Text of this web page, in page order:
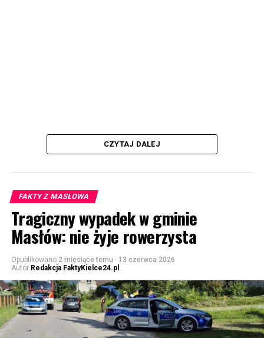
CZYTAJ DALEJ
FAKTY Z MASŁOWA
Tragiczny wypadek w gminie
Masłów: nie żyje rowerzysta
Opublikowano 2 miesiące temu - 13 czerwca 2026
Autor Redakcja FaktyKielce24.pl